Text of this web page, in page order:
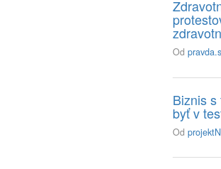
Od
Biznis
byť v
Od